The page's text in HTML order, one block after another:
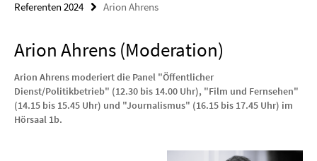
Referenten 2024
Arion Ahrens
Arion Ahrens (Moderation)
Arion Ahrens moderiert die Panel "Öffentlicher
Dienst/Politikbetrieb" (12.30 bis 14.00 Uhr), "Film und Fernsehen"
(14.15 bis 15.45 Uhr) und "Journalismus" (16.15 bis 17.45 Uhr) im
Hörsaal 1b.